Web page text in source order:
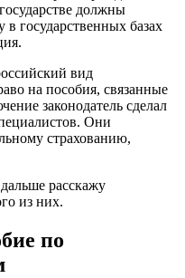
должны
государственных базах
вид
на пособия, связанные
законодатель сделал
Они
страхованию,
расскажу
из них.
по